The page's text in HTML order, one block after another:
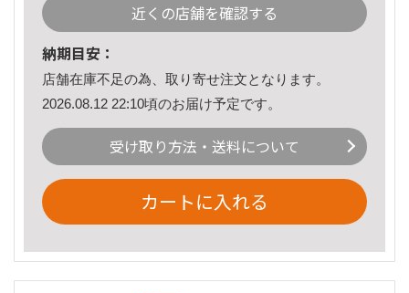
近くの店舗を確認する
納期目安：
店舗在庫不足の為、取り寄せ注文となります。
2026.08.12 22:10頃のお届け予定です。
受け取り方法・送料について
カートに入れる